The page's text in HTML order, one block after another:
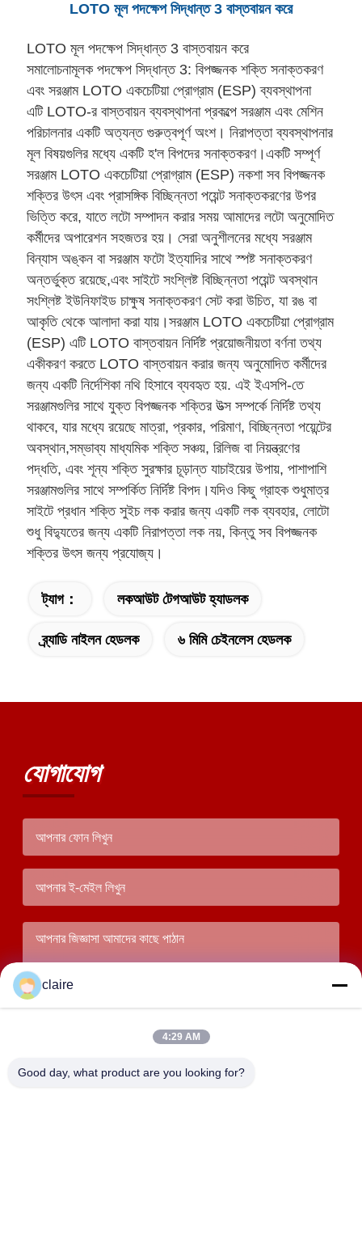
LOTO মূল পদক্ষেপ সিদ্ধান্ত 3 বাস্তবায়ন করে
LOTO মূল পদক্ষেপ সিদ্ধান্ত 3 বাস্তবায়ন করে
সমালোচনামূলক পদক্ষেপ সিদ্ধান্ত 3: বিপজ্জনক শক্তি সনাক্তকরণ
এবং সরঞ্জাম LOTO একচেটিয়া প্রোগ্রাম (ESP) ব্যবস্থাপনা
এটি LOTO-র বাস্তবায়ন ব্যবস্থাপনা প্রকল্পে সরঞ্জাম এবং মেশিন
পরিচালনার একটি অত্যন্ত গুরুত্বপূর্ণ অংশ। নিরাপত্তা ব্যবস্থাপনার
মূল বিষয়গুলির মধ্যে একটি হ'ল বিপদের সনাক্তকরণ।একটি সম্পূর্ণ
সরঞ্জাম LOTO একচেটিয়া প্রোগ্রাম (ESP) নকশা সব বিপজ্জনক
শক্তির উৎস এবং প্রাসঙ্গিক বিচ্ছিন্নতা পয়েন্ট সনাক্তকরণের উপর
ভিত্তি করে, যাতে লটো সম্পাদন করার সময় আমাদের লটো অনুমোদিত
কর্মীদের অপারেশন সহজতর হয়। সেরা অনুশীলনের মধ্যে সরঞ্জাম
বিন্যাস অঙ্কন বা সরঞ্জাম ফটো ইত্যাদির সাথে স্পষ্ট সনাক্তকরণ
অন্তর্ভুক্ত রয়েছে,এবং সাইটে সংশ্লিষ্ট বিচ্ছিন্নতা পয়েন্ট অবস্থান
সংশ্লিষ্ট ইউনিফাইড চাক্ষুষ সনাক্তকরণ সেট করা উচিত, যা রঙ বা
আকৃতি থেকে আলাদা করা যায়।সরঞ্জাম LOTO একচেটিয়া প্রোগ্রাম
(ESP) এটি LOTO বাস্তবায়ন নির্দিষ্ট প্রয়োজনীয়তা বর্ণনা তথ্য
একীকরণ করতে LOTO বাস্তবায়ন করার জন্য অনুমোদিত কর্মীদের
জন্য একটি নির্দেশিকা নথি হিসাবে ব্যবহৃত হয়. এই ইএসপি-তে
সরঞ্জামগুলির সাথে যুক্ত বিপজ্জনক শক্তির উত্স সম্পর্কে নির্দিষ্ট তথ্য
থাকবে, যার মধ্যে রয়েছে মাত্রা, প্রকার, পরিমাণ, বিচ্ছিন্নতা পয়েন্টের
অবস্থান,সম্ভাব্য মাধ্যমিক শক্তি সঞ্চয়, রিলিজ বা নিয়ন্ত্রণের
পদ্ধতি, এবং শূন্য শক্তি সুরক্ষার চূড়ান্ত যাচাইয়ের উপায়, পাশাপাশি
সরঞ্জামগুলির সাথে সম্পর্কিত নির্দিষ্ট বিপদ।যদিও কিছু গ্রাহক শুধুমাত্র
সাইটে প্রধান শক্তি সুইচ লক করার জন্য একটি লক ব্যবহার, লোটো
শুধু বিদ্যুতের জন্য একটি নিরাপত্তা লক নয়, কিন্তু সব বিপজ্জনক
শক্তির উৎস জন্য প্রযোজ্য।
ট্যাগ： লকআউট টেগআউট হ্যাডলক
ব্র্যাডি নাইলন হেডলক ৬ মিমি চেইনলেস হেডলক
যোগাযোগ
claire
4:29 AM
Good day, what product are you looking for?